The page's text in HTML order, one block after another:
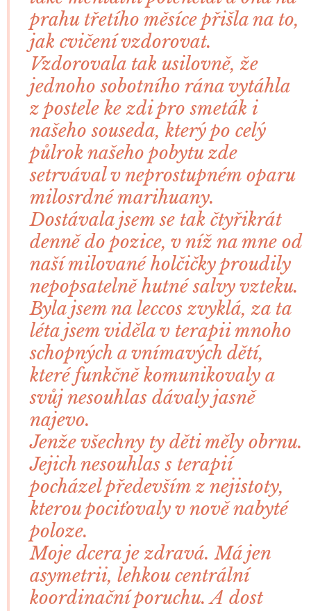
prahu třetího měsíce přišla na to,
jak cvičení vzdorovat.
Vzdorovala tak usilovně, že
jednoho sobotního rána vytáhla
z postele ke zdi pro smeták i
našeho souseda, který po celý
půlrok našeho pobytu zde
setrvával v neprostupném oparu
milosrdné marihuany.
Dostávala jsem se tak čtyřikrát
denně do pozice, v níž na mne od
naší milované holčičky proudily
nepopsatelně hutné salvy vzteku.
Byla jsem na leccos zvyklá, za ta
léta jsem viděla v terapii mnoho
schopných a vnímavých dětí,
které funkčně komunikovaly a
svůj nesouhlas dávaly jasně
najevo.
Jenže všechny ty děti měly obrnu.
Jejich nesouhlas s terapií
pocházel především z nejistoty,
kterou pociťovaly v nově nabyté
poloze.
Moje dcera je zdravá. Má jen
asymetrii, lehkou centrální
koordinační poruchu. A dost